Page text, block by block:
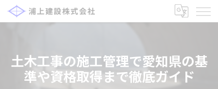
土木工事の施工管理で愛知県の基
準や資格取得まで徹底ガイド